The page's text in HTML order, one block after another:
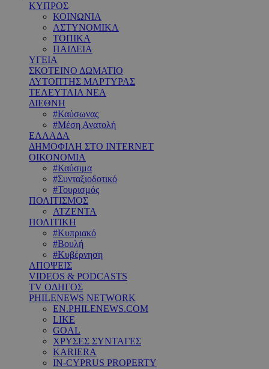
ΚΥΠΡΟΣ
ΚΟΙΝΩΝΙΑ
ΑΣΤΥΝΟΜΙΚΑ
ΤΟΠΙΚΑ
ΠΑΙΔΕΙΑ
ΥΓΕΙΑ
ΣΚΟΤΕΙΝΟ ΔΩΜΑΤΙΟ
ΑΥΤΟΠΤΗΣ ΜΑΡΤΥΡΑΣ
ΤΕΛΕΥΤΑΙΑ ΝΕΑ
ΔΙΕΘΝΗ
#Καύσωνας
#Μέση Ανατολή
ΕΛΛΑΔΑ
ΔΗΜΟΦΙΛΗ ΣΤΟ INTERNET
ΟΙΚΟΝΟΜΙΑ
#Καύσιμα
#Συνταξιοδοτικό
#Τουρισμός
ΠΟΛΙΤΙΣΜΟΣ
ΑΤΖΕΝΤΑ
ΠΟΛΙΤΙΚΗ
#Κυπριακό
#Βουλή
#Κυβέρνηση
ΑΠΟΨΕΙΣ
VIDEOS & PODCASTS
TV ΟΔΗΓΟΣ
PHILENEWS NETWORK
EN.PHILENEWS.COM
LIKE
GOAL
ΧΡΥΣΕΣ ΣΥΝΤΑΓΕΣ
KARIERA
IN-CYPRUS PROPERTY